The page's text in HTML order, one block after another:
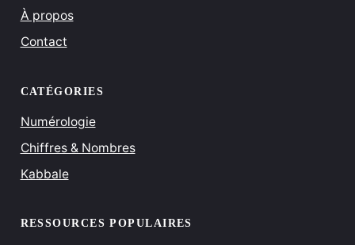
À propos
Contact
CATÉGORIES
Numérologie
Chiffres & Nombres
Kabbale
RESSOURCES POPULAIRES